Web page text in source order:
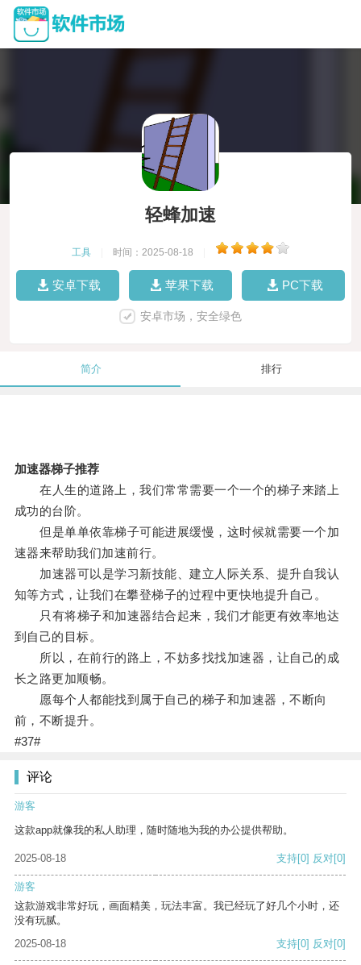
轻蜂加速
工具 时间：2025-08-18
安卓下载 苹果下载 PC下载
安卓市场，安全绿色
简介 排行
加速器梯子推荐
在人生的道路上，我们常常需要一个一个的梯子来踏上
成功的台阶。
但是单单依靠梯子可能进展缓慢，这时候就需要一个加
速器来帮助我们加速前行。
加速器可以是学习新技能、建立人际关系、提升自我认
知等方式，让我们在攀登梯子的过程中更快地提升自己。
只有将梯子和加速器结合起来，我们才能更有效率地达
到自己的目标。
所以，在前行的路上，不妨多找找加速器，让自己的成
长之路更加顺畅。
愿每个人都能找到属于自己的梯子和加速器，不断向
前，不断提升。
#37#
评论
游客
这款app就像我的私人助理，随时随地为我的办公提供帮助。
2025-08-18 支持[0] 反对[0]
游客
这款游戏非常好玩，画面精美，玩法丰富。我已经玩了好几个小时，还
没有玩腻。
2025-08-18
支持[0] 反对[0]